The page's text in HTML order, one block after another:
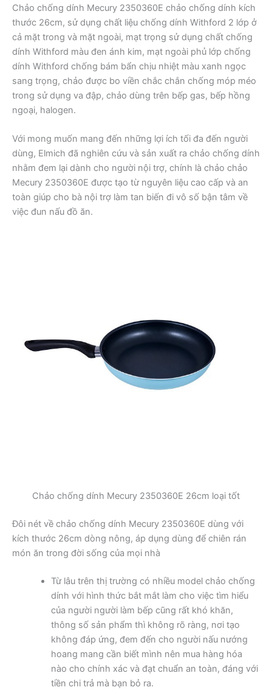
Chảo chống dính Mecury 2350360E chảo chống dính kích
thước 26cm, sử dụng chất liệu chống dính Withford 2 lớp ở
cả mặt trong và mặt ngoài, mạt trọng sử dụng chất chống
dính Withford màu đen ánh kim, mạt ngoài phủ lớp chống
dính Withford chống bám bẩn chịu nhiệt màu xanh ngọc
sang trọng, chảo được bo viền chắc chắn chống móp méo
trong sử dụng va đập, chảo dùng trên bếp gas, bếp hồng
ngoại, halogen.
Với mong muốn mang đến những lợi ích tối đa đến người
dùng, Elmich đã nghiên cứu và sản xuất ra chảo chống dính
nhằm đem lại dành cho người nội trợ, chính là chảo chảo
Mecury 2350360E được tạo từ nguyên liệu cao cấp và an
toàn giúp cho bà nội trợ làm tan biến đi vô số bận tâm về
việc đun nấu đồ ăn.
Chảo chống dính Mecury 2350360E 26cm loại tốt
Đôi nét về chảo chống dính Mecury 2350360E dùng với
kích thước 26cm dòng nông, áp dụng dùng để chiên rán
món ăn trong đời sống của mọi nhà
Từ lâu trên thị trường có nhiều model chảo chống
dính với hình thức bắt mắt làm cho việc tìm hiểu
của người người làm bếp cũng rất khó khăn,
thông số sản phẩm thì không rõ ràng, nơi tạo
không đáp ứng, đem đến cho người nấu nướng
hoang mang cần biết mình nên mua hàng hóa
nào cho chính xác và đạt chuẩn an toàn, đáng với
tiền chi trả mà bạn bỏ ra.